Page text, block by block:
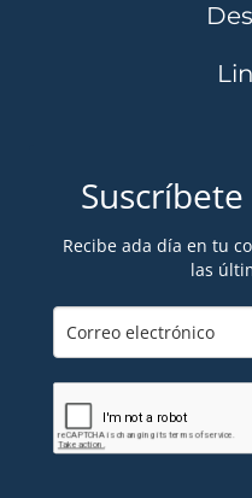
Recibe ada día en tu
las